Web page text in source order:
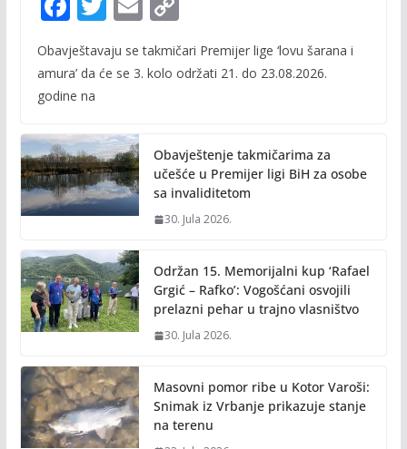
ac
e
b
o
k
itt
m
ai
o
p
n
k
Obavještavaju se takmičari Premijer lige ‘lovu šarana i
amura’ da će se 3. kolo održati 21. do 23.08.2026.
godine na
Obavještenje takmičarima za
učešće u Premijer ligi BiH za osobe
sa invaliditetom
30. Jula 2026.
Održan 15. Memorijalni kup ‘Rafael
Grgić – Rafko’: Vogošćani osvojili
prelazni pehar u trajno vlasništvo
30. Jula 2026.
Masovni pomor ribe u Kotor Varoši:
Snimak iz Vrbanje prikazuje stanje
na terenu